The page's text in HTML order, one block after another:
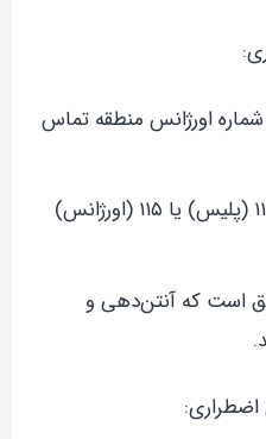
اورژانس منطقه تماس
در ایران معمولاً تماس با ۱۱۰ (پلیس) یا ۱۱۵ (اورژانس)
است که آنتن‌دهی و
اضطراری: